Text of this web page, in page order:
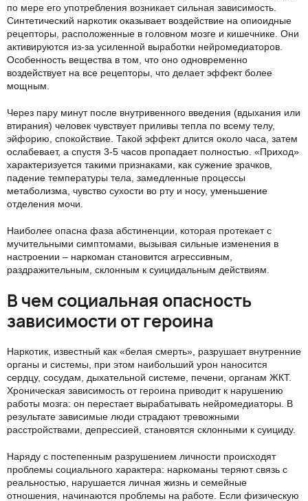
по мере его употребления возникает сильная зависимость.
Синтетический наркотик оказывает воздействие на опиоидные
рецепторы, расположенные в головном мозге и кишечнике. Они
активируются из-за усиленной выработки нейромедиаторов.
Особенность вещества в том, что оно одновременно
воздействует на все рецепторы, что делает эффект более
мощным.
Через пару минут после внутривенного введения (вдыхания или
втирания) человек чувствует приливы тепла по всему телу,
эйфорию, спокойствие. Такой эффект длится около часа, затем
ослабевает, а спустя 3-5 часов пропадает полностью. «Приход»
характеризуется такими признаками, как сужение зрачков,
падение температуры тела, замедленные процессы
метаболизма, чувство сухости во рту и носу, уменьшение
отделения мочи.
Наиболее опасна фаза абстиненции, которая протекает с
мучительными симптомами, вызывая сильные изменения в
настроении – наркоман становится агрессивным,
раздражительным, склонным к суицидальным действиям.
В чем социальная опасность
зависимости от героина
Наркотик, известный как «белая смерть», разрушает внутренние
органы и системы, при этом наибольший урон наносится
сердцу, сосудам, дыхательной системе, печени, органам ЖКТ.
Хроническая зависимость от героина приводит к нарушению
работы мозга: он перестает вырабатывать нейромедиаторы. В
результате зависимые люди страдают тревожными
расстройствами, депрессией, становятся склонными к суициду.
Наряду с постепенным разрушением личности происходят
проблемы социального характера: наркоманы теряют связь с
реальностью, нарушается личная жизнь и семейные
отношения, начинаются проблемы на работе. Если физическую